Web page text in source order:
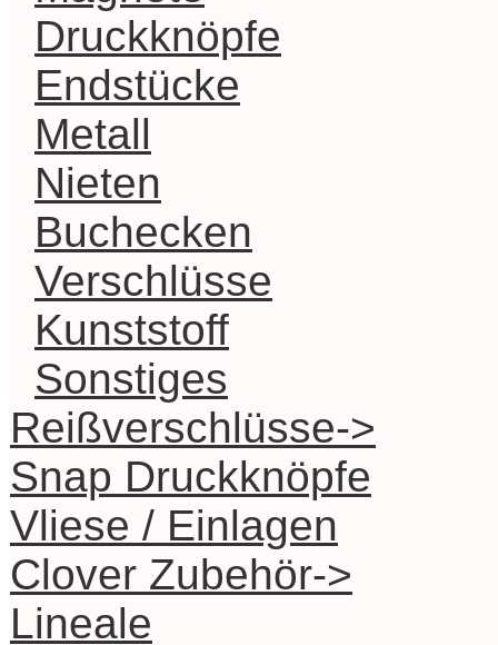
Druckknöpfe
Endstücke
Metall
Nieten
Buchecken
Verschlüsse
Kunststoff
Sonstiges
Reißverschlüsse->
Snap Druckknöpfe
Vliese / Einlagen
Clover Zubehör->
Lineale